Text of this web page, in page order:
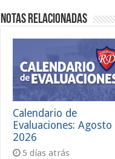
Notas Relacionadas
Calendario de
Evaluaciones: Agosto
2026
5 días atrás